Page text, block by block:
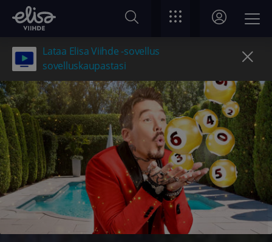
Lataa Elisa Viihde -sovellus
sovelluskaupastasi